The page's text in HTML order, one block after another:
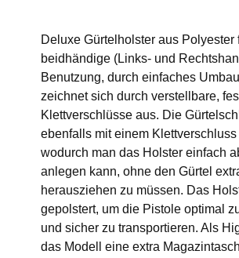
Deluxe Gürtelholster aus Polyester
beidhändige (Links- und
Benutzung, durch einfaches
zeichnet sich durch verstellbare,
Klettverschlüsse aus. Die
ebenfalls mit einem Klettverschluss
wodurch man das Holster einfach
anlegen kann, ohne den Gürtel
herausziehen zu müssen. Das
gepolstert, um die Pistole optimal
und sicher zu transportieren. Als
das Modell eine extra